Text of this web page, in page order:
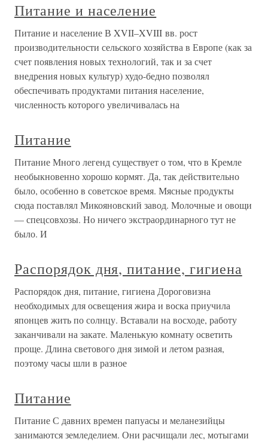
Питание и население
Питание и население В XVII–XVIII вв. рост
производительности сельского хозяйства в Европе (как за
счет появления новых технологий, так и за счет
внедрения новых культур) худо-бедно позволял
обеспечивать продуктами питания население,
численность которого увеличивалась на
Питание
Питание Много легенд существует о том, что в Кремле
необыкновенно хорошо кормят. Да, так действительно
было, особенно в советское время. Мясные продукты
сюда поставлял Микояновский завод. Молочные и овощи
— спецсовхозы. Но ничего экстраординарного тут не
было. И
Распорядок дня, питание, гигиена
Распорядок дня, питание, гигиена Дороговизна
необходимых для освещения жира и воска приучила
японцев жить по солнцу. Вставали на восходе, работу
заканчивали на закате. Маленькую комнату осветить
проще. Длина светового дня зимой и летом разная,
поэтому часы шли в разное
Питание
Питание С давних времен папуасы и меланезийцы
занимаются земледелием. Они расчищали лес, мотыгами